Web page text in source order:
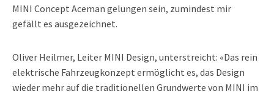
MINI Concept Aceman gelungen sein, zumindest mir
gefällt es ausgezeichnet.
Oliver Heilmer, Leiter MINI Design, unterstreicht: «Das rein
elektrische Fahrzeugkonzept ermöglicht es, das Design
wieder mehr auf die traditionellen Grundwerte von MINI im